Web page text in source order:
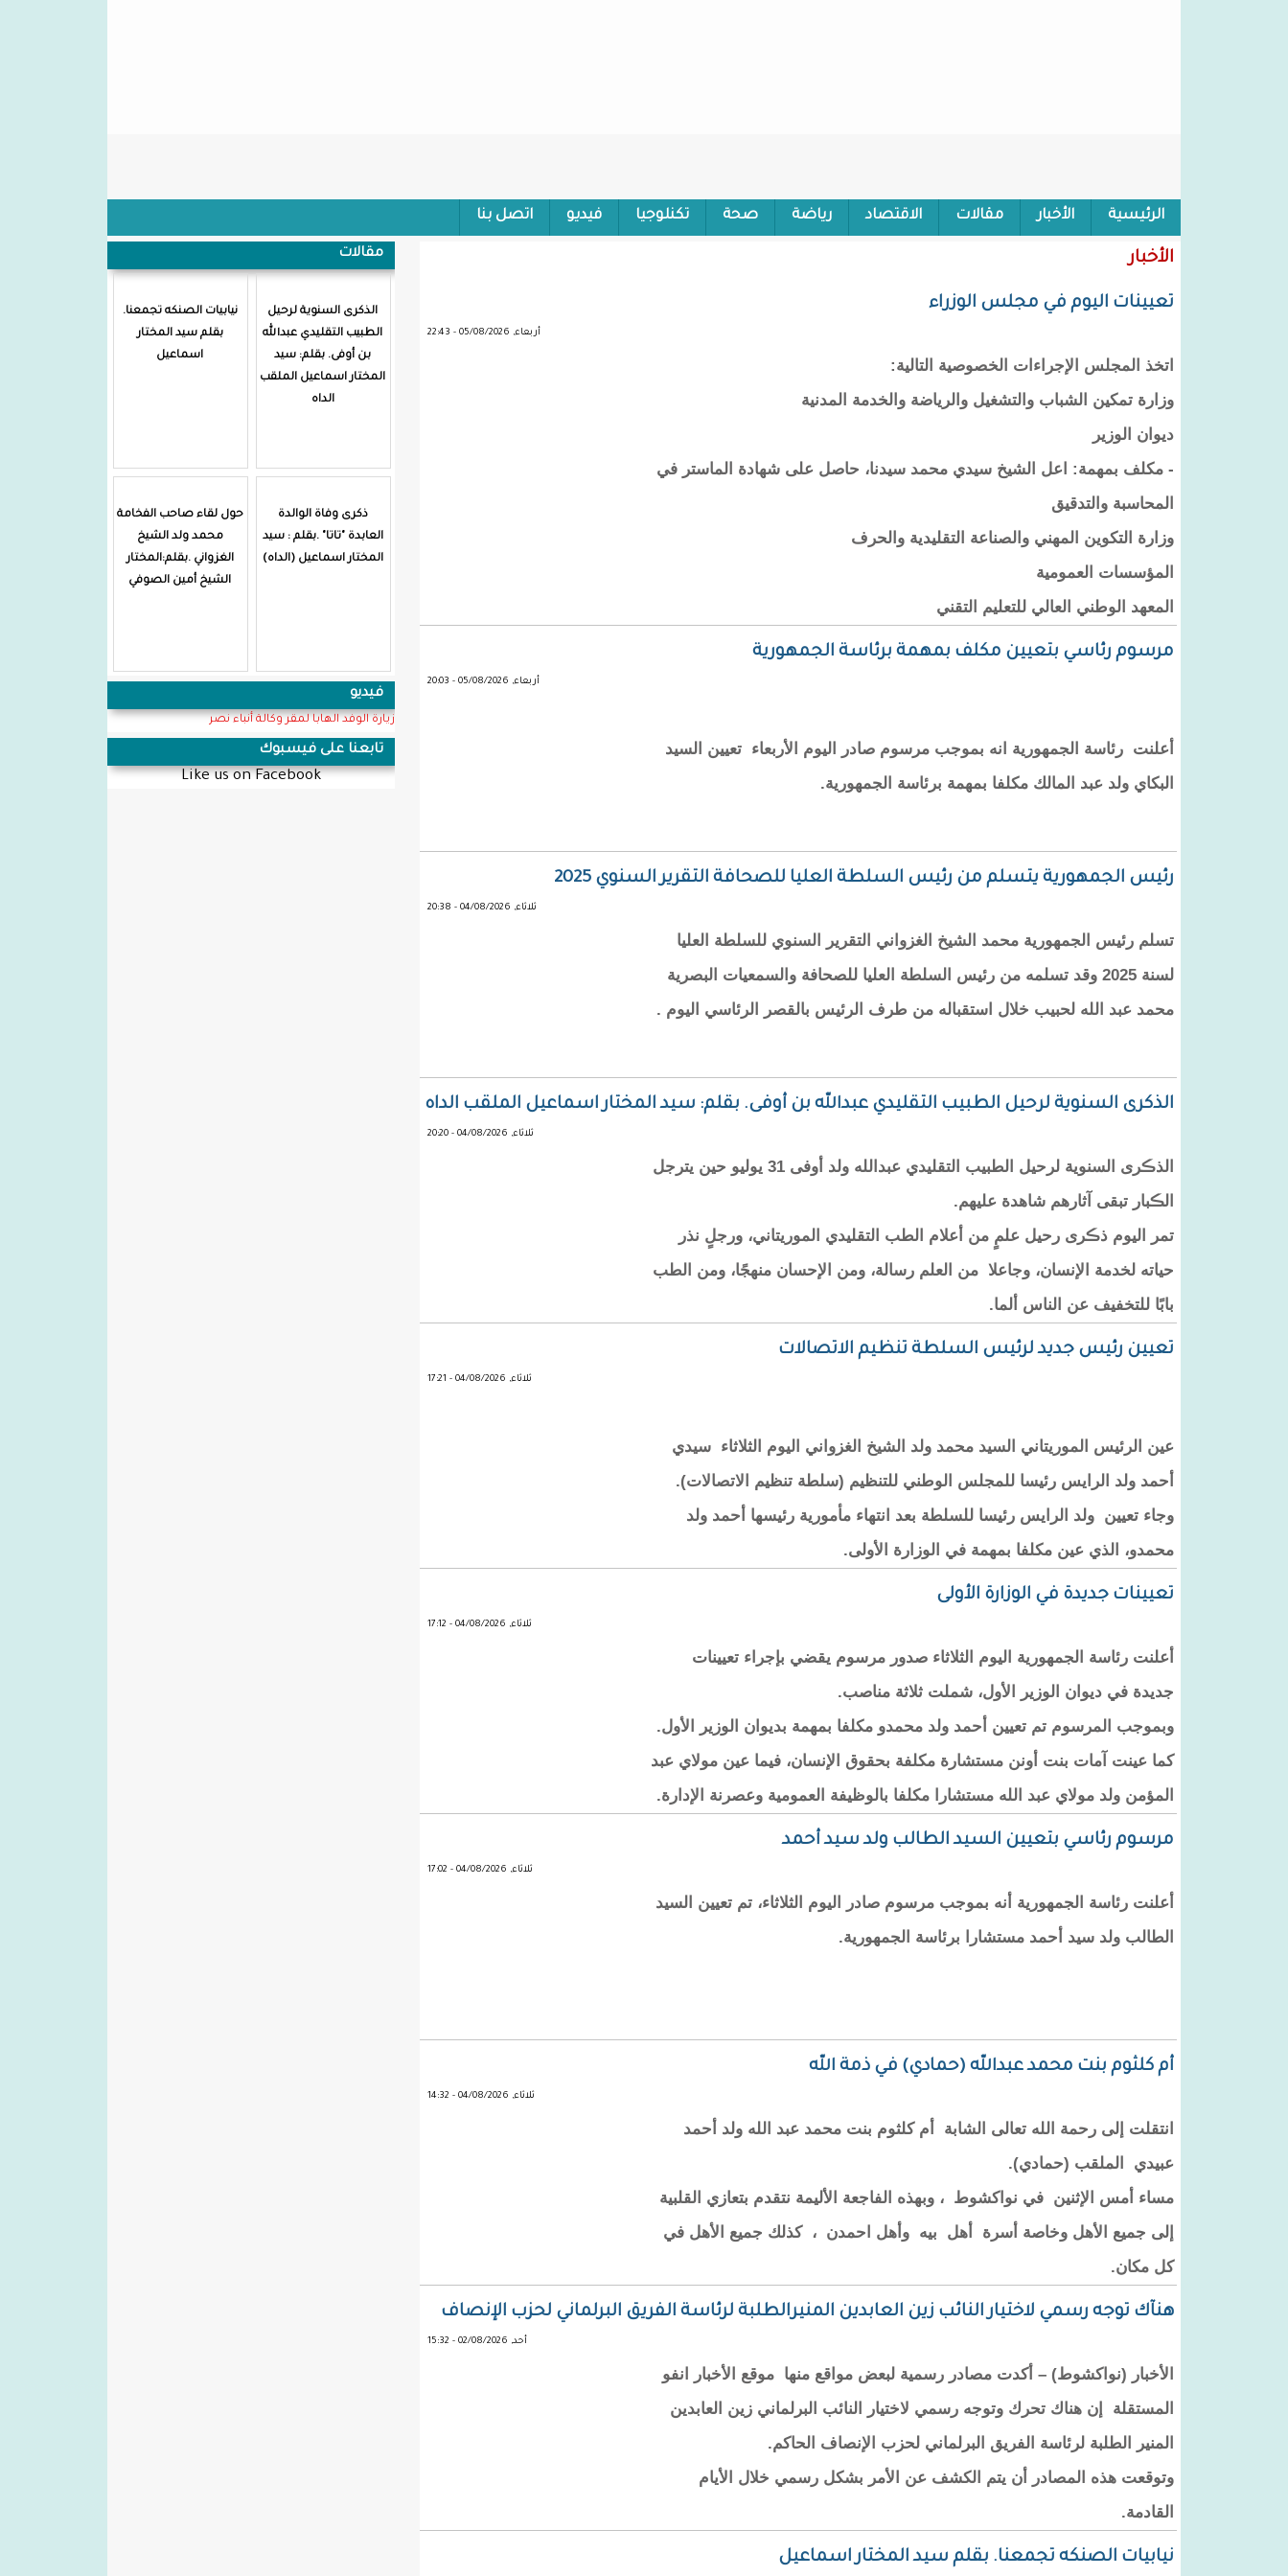
الرئيسية الأخبار مقالات الاقتصاد رياضة صحة تكنلوجيا فيديو اتصل بنا
سيدي ولد دومان : معاوية أخطأ حين سكت سنة 89 وولد الشيخ عبد الله أخطأ حين تحدث سنة 2007 و ولد داداه حاول تأسيس المنطقة مرتين ! مقالات
الذكرى السنوية لرحيل
الطبيب التقليدي عبدالله
بن أوفى. بقلم: سيد
المختار اسماعيل الملقب
الداه
نيابيات الصنكه تجمعنا.
بقلم سيد المختار
اسماعيل
ذكرى وفاة الوالدة
العابدة "تاتا" .بقلم : سيد
المختار اسماعيل (الداه)
حول لقاء صاحب الفخامة
محمد ولد الشيخ
الغزواني .بقلم:المختار
الشيخ أمين الصوفي
فيديو
زيارة الوفد الهابا لمقر وكالة أنباء نصر
تابعنا على فيسبوك
Like us on Facebook
الأخبار
تعيينات اليوم في مجلس الوزراء
أربعاء, 05/08/2026 - 22:43
اتخذ المجلس الإجراءات الخصوصية التالية:
وزارة تمكين الشباب والتشغيل والرياضة والخدمة المدنية
ديوان الوزير
- مكلف بمهمة: اعل الشيخ سيدي محمد سيدنا، حاصل على شهادة الماستر في
المحاسبة والتدقيق
وزارة التكوين المهني والصناعة التقليدية والحرف
المؤسسات العمومية
المعهد الوطني العالي للتعليم التقني
مرسوم رئاسي بتعيين مكلف بمهمة برئاسة الجمهورية
أربعاء, 05/08/2026 - 20:03
أعلنت رئاسة الجمهورية انه بموجب مرسوم صادر اليوم الأربعاء تعيين السيد
البكاي ولد عبد المالك مكلفا بمهمة برئاسة الجمهورية.
رئيس الجمهورية يتسلم من رئيس السلطة العليا للصحافة التقرير السنوي 2025
ثلاثاء, 04/08/2026 - 20:38
تسلم رئيس الجمهورية محمد الشيخ الغزواني التقرير السنوي للسلطة العليا
لسنة 2025 وقد تسلمه من رئيس السلطة العليا للصحافة والسمعيات البصرية
محمد عبد الله لحبيب خلال استقباله من طرف الرئيس بالقصر الرئاسي اليوم .
الذكرى السنوية لرحيل الطبيب التقليدي عبدالله بن أوفى. بقلم: سيد المختار اسماعيل الملقب الداه
ثلاثاء, 04/08/2026 - 20:20
الذڪرى السنوية لرحيل الطبيب التقليدي عبدالله ولد أوفى 31 يوليو حين يترجل
الڪبار تبقى آثارهم شاهدة عليهم.
تمر اليوم ذڪرى رحيل علمٍ من أعلام الطب التقليدي الموريتاني، ورجلٍ نذر
حياته لخدمة الإنسان، وجاعلا من العلم رسالة، ومن الإحسان منهجًا، ومن الطب
بابًا للتخفيف عن الناس ألما.
تعيين رئيس جديد لرئيس السلطة تنظيم الاتصالات
ثلاثاء, 04/08/2026 - 17:21
عين الرئيس الموريتاني السيد محمد ولد الشيخ الغزواني اليوم الثلاثاء سيدي
أحمد ولد الرايس رئيسا للمجلس الوطني للتنظيم (سلطة تنظيم الاتصالات).
وجاء تعيين ولد الرايس رئيسا للسلطة بعد انتهاء مأمورية رئيسها أحمد ولد
محمدو، الذي عين مكلفا بمهمة في الوزارة الأولى.
تعيينات جديدة في الوزارة الأولى
ثلاثاء, 04/08/2026 - 17:12
أعلنت رئاسة الجمهورية اليوم الثلاثاء صدور مرسوم يقضي بإجراء تعيينات
جديدة في ديوان الوزير الأول، شملت ثلاثة مناصب.
وبموجب المرسوم تم تعيين أحمد ولد محمدو مكلفا بمهمة بديوان الوزير الأول.
كما عينت آمات بنت أونن مستشارة مكلفة بحقوق الإنسان، فيما عين مولاي عبد
المؤمن ولد مولاي عبد الله مستشارا مكلفا بالوظيفة العمومية وعصرنة الإدارة.
مرسوم رئاسي بتعيين السيد الطالب ولد سيد أحمد
ثلاثاء, 04/08/2026 - 17:02
أعلنت رئاسة الجمهورية أنه بموجب مرسوم صادر اليوم الثلاثاء، تم تعيين السيد
الطالب ولد سيد أحمد مستشارا برئاسة الجمهورية.
أم كلثوم بنت محمد عبدالله (حمادي) في ذمة الله
ثلاثاء, 04/08/2026 - 14:32
انتقلت إلى رحمة الله تعالى الشابة أم كلثوم بنت محمد عبد الله ولد أحمد
عبيدي الملقب (حمادي).
مساء أمس الإثنين في نواكشوط ، وبهذه الفاجعة الأليمة نتقدم بتعازي القلبية
إلى جميع الأهل وخاصة أسرة أهل بيه وأهل احمدن ، كذلك جميع الأهل في
كل مكان.
هنآك توجه رسمي لاختيار النائب زين العابدين المنيرالطلبة لرئاسة الفريق البرلماني لحزب الإنصاف
أحد, 02/08/2026 - 15:32
الأخبار (نواكشوط) – أكدت مصادر رسمية لبعض مواقع منها موقع الأخبار انفو
المستقلة إن هناك تحرك وتوجه رسمي لاختيار النائب البرلماني زين العابدين
المنير الطلبة لرئاسة الفريق البرلماني لحزب الإنصاف الحاكم.
وتوقعت هذه المصادر أن يتم الكشف عن الأمر بشكل رسمي خلال الأيام
القادمة.
نيابيات الصنكه تجمعنا. بقلم سيد المختار اسماعيل